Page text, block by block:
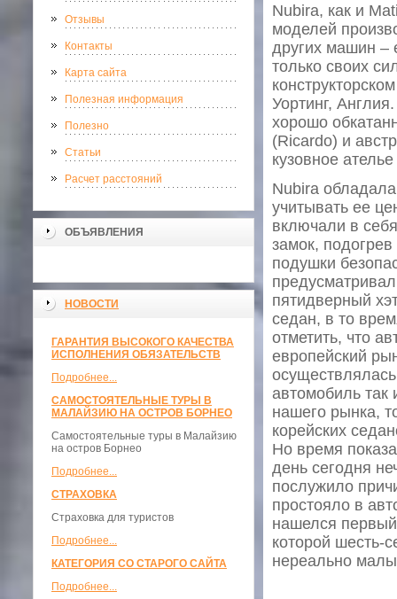
Отзывы
Контакты
Карта сайта
Полезная информация
Полезно
Статьи
Расчет расстояний
ОБЪЯВЛЕНИЯ
НОВОСТИ
ГАРАНТИЯ ВЫСОКОГО КАЧЕСТВА
ИСПОЛНЕНИЯ ОБЯЗАТЕЛЬСТВ
Подробнее...
САМОСТОЯТЕЛЬНЫЕ ТУРЫ В
МАЛАЙЗИЮ НА ОСТРОВ БОРНЕО
Самостоятельные туры в Малайзию
на остров Борнео
Подробнее...
СТРАХОВКА
Страховка для туристов
Подробнее...
КАТЕГОРИЯ СО СТАРОГО САЙТА
Подробнее...
Nubira, как и
моделей
других машин –
только своих
Уортинг,
хорошо
(Ricardo) и
кузовное
Nubira
учитывать ее
включали в
замок,
подушки
пятидверный
седан, в то
отметить, что
европейский
автомобиль
нашего рынка,
корейских
Но время
день сегодня
послужило
простояло в
нашелся
которой шесть-
нереально